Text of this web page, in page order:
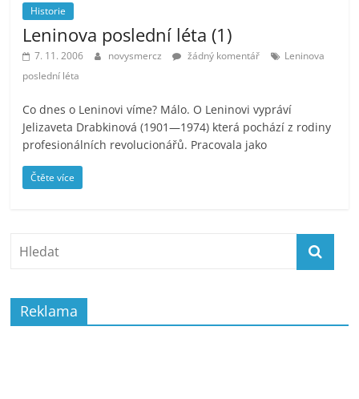
Historie
Leninova poslední léta (1)
7. 11. 2006 novysmercz žádný komentář
Leninova
poslední léta
Co dnes o Leninovi víme? Málo. O Leninovi vypráví
Jelizaveta Drabkinová (1901—1974) která pochází z rodiny
profesionálních revolucionářů. Pracovala jako
Čtěte více
Reklama